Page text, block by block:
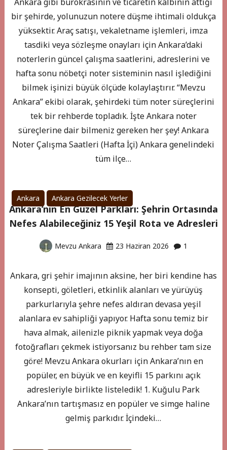
bir şehirde, yolunuzun notere düşme ihtimali oldukça
yüksektir. Araç satışı, vekaletname işlemleri, imza
tasdiki veya sözleşme onayları için Ankara’daki
noterlerin güncel çalışma saatlerini, adreslerini ve
hafta sonu nöbetçi noter sisteminin nasıl işlediğini
bilmek işinizi büyük ölçüde kolaylaştırır. “Mevzu
Ankara” ekibi olarak, şehirdeki tüm noter süreçlerini
tek bir rehberde topladık. İşte Ankara noter
süreçlerine dair bilmeniz gereken her şey! Ankara
Noter Çalışma Saatleri (Hafta İçi) Ankara genelindeki
tüm ilçe…
Ankara Ankara Gezilecek Yerler
Ankara’nın En Güzel Parkları: Şehrin Ortasında
Nefes Alabileceğiniz 15 Yeşil Rota ve Adresleri
Mevzu Ankara 23 Haziran 2026 1
Ankara, gri şehir imajının aksine, her biri kendine has
konsepti, göletleri, etkinlik alanları ve yürüyüş
parkurlarıyla şehre nefes aldıran devasa yeşil
alanlara ev sahipliği yapıyor. Hafta sonu temiz bir
hava almak, ailenizle piknik yapmak veya doğa
fotoğrafları çekmek istiyorsanız bu rehber tam size
göre! Mevzu Ankara okurları için Ankara’nın en
popüler, en büyük ve en keyifli 15 parkını açık
adresleriyle birlikte listeledik! 1. Kuğulu Park
Ankara’nın tartışmasız en popüler ve simge haline
gelmiş parkıdır. İçindeki…